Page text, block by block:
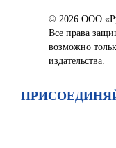
© 2026 ООО
Все права
возможно
издательства.